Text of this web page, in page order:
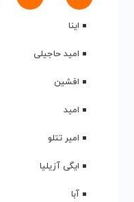
اینا
امید حاجیلی
افشین
امید
امیر تتلو
ایگی آزیلیا
آبا